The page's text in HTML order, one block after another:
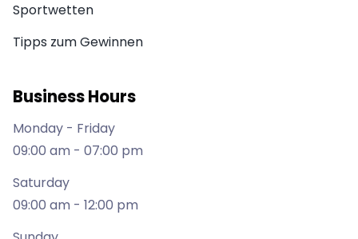
Sportwetten
Tipps zum Gewinnen
Business Hours
Monday - Friday
09:00 am - 07:00 pm
Saturday
09:00 am - 12:00 pm